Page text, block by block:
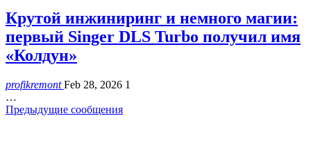
Крутой инжиниринг и немного магии:
первый Singer DLS Turbo получил имя
«Колдун»
profikremontFeb 28, 2026 1
…
Предыдущие сообщения